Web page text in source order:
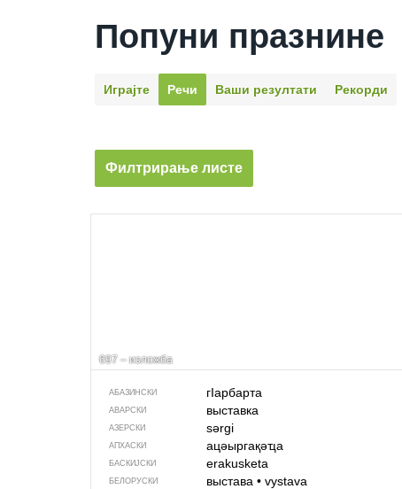
Попуни празнине
Играјте Речи Ваши резултати Рекорди
Филтрирање листе
697 – изложба
АБАЗИНСКИ гIарбарта
АВАРСКИ выставка
АЗЕРСКИ sərgi
АПХАСКИ ацәыргақәҵа
БАСКИЈСКИ erakusketa
БЕЛОРУСКИ выстава •vystava